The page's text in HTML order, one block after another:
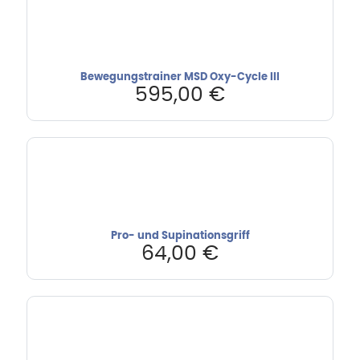
Bewegungstrainer MSD Oxy-Cycle III
595,00 €
Pro- und Supinationsgriff
64,00 €